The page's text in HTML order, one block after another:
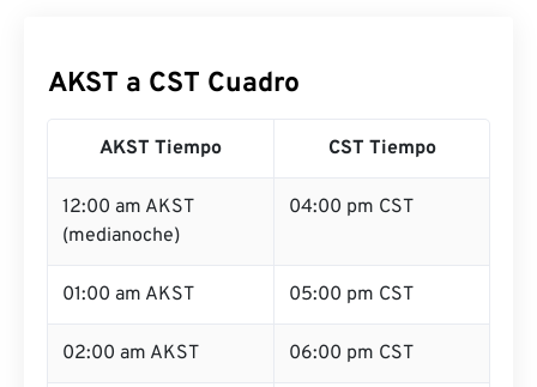
AKST a CST Cuadro
AKST Tiempo CST Tiempo
12:00 am AKST
(medianoche)
04:00 pm CST
01:00 am AKST 05:00 pm CST
02:00 am AKST 06:00 pm CST